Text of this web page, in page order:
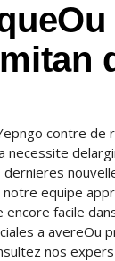
contre de
necessite
notre equipe
facile
a avereOu
nos